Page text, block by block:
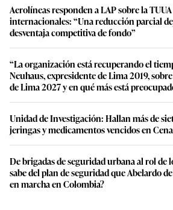
Aerolíneas responden a LAP sobre la TUUA
internacionales: “Una reducción parcial
desventaja competitiva de fondo”
“La organización está recuperando el
Neuhaus, expresidente de Lima 2019,
de Lima 2027 y en qué más está
Unidad de Investigación: Hallan más de
jeringas y medicamentos vencidos en
De brigadas de seguridad urbana al rol de
sabe del plan de seguridad que Abelardo
en marcha en Colombia?